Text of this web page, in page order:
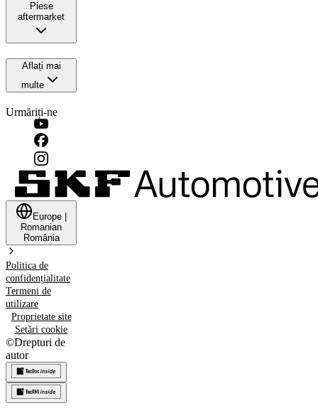
Piese
aftermarket
Aflați mai
multe
Urmăriți-ne
Europe
Romanian
România
Politica de
confidențialitate
Termeni de
utilizare
Proprietate site
Setări cookie
©Drepturi de
autor